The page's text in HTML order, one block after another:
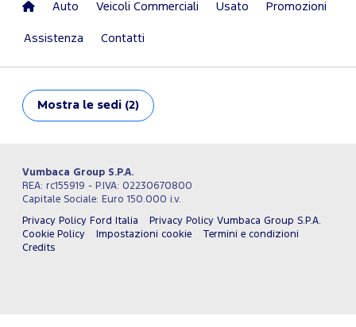
Auto Veicoli Commerciali Usato Promozioni
Assistenza Contatti
Mostra le sedi (2)
Vumbaca Group S.P.A.
REA: rc155919 - P.IVA: 02230670800
Capitale Sociale: Euro 150.000 i.v.
Privacy Policy Ford Italia
Privacy Policy Vumbaca Group S.P.A.
Cookie Policy
Impostazioni cookie
Termini e condizioni
Credits